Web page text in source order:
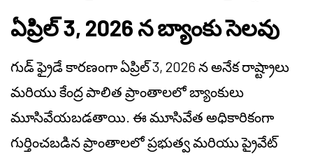
ఏప్రిల్ 3, 2026 న బ్యాంకు సెలవు
గుడ్ ఫ్రైడే కారణంగా ఏప్రిల్ 3, 2026 న అనేక రాష్ట్రాలు
మరియు కేంద్ర పాలిత ప్రాంతాలలో బ్యాంకులు
మూసివేయబడతాయి. ఈ మూసివేత అధికారికంగా
గుర్తించబడిన ప్రాంతాలలో ప్రభుత్వ మరియు ప్రైవేట్